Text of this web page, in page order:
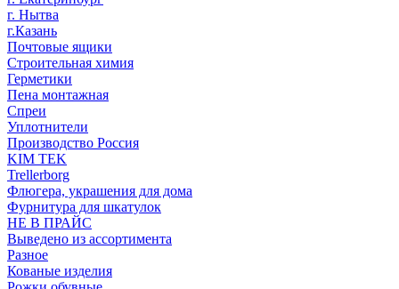
г. Нытва
г.Казань
Почтовые ящики
Строительная химия
Герметики
Пена монтажная
Спреи
Уплотнители
Производство Россия
KIM TEK
Trellerborg
Флюгера, украшения для дома
Фурнитура для шкатулок
НЕ В ПРАЙС
Выведено из ассортимента
Разное
Кованые изделия